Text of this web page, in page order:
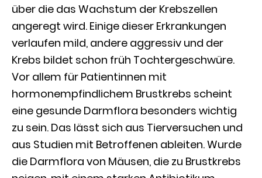
über die das Wachstum der Krebszellen
angeregt wird. Einige dieser Erkrankungen
verlaufen mild, andere aggressiv und der
Krebs bildet schon früh Tochtergeschwüre.
Vor allem für Patientinnen mit
hormonempfindlichem Brustkrebs scheint
eine gesunde Darmflora besonders wichtig
zu sein. Das lässt sich aus Tierversuchen und
aus Studien mit Betroffenen ableiten. Wurde
die Darmflora von Mäusen, die zu Brustkrebs